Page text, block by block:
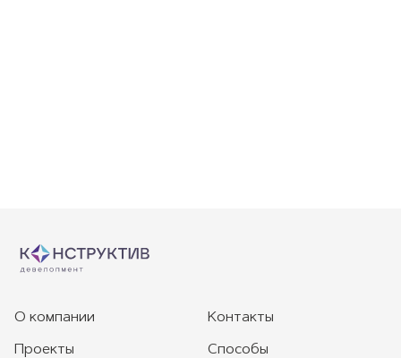
О компании
Проекты
Контакты
Способы